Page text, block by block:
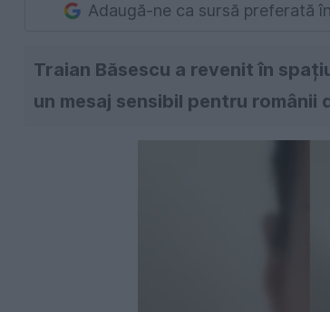
Adaugă-ne ca sursă preferată
Traian Băsescu a revenit în
un mesaj sensibil pentru românii